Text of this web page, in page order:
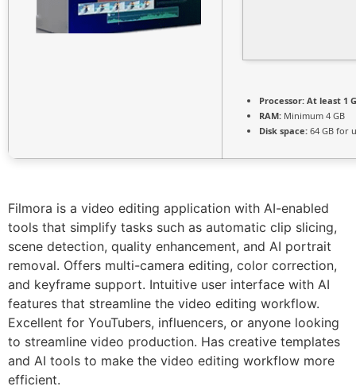
Processor: At least 1
RAM: Minimum 4 GB
Disk space: 64 GB for
Filmora is a video editing application with AI-enabled
tools that simplify tasks such as automatic clip slicing,
scene detection, quality enhancement, and AI portrait
removal. Offers multi-camera editing, color correction,
and keyframe support. Intuitive user interface with AI
features that streamline the video editing workflow.
Excellent for YouTubers, influencers, or anyone looking
to streamline video production. Has creative templates
and AI tools to make the video editing workflow more
efficient.